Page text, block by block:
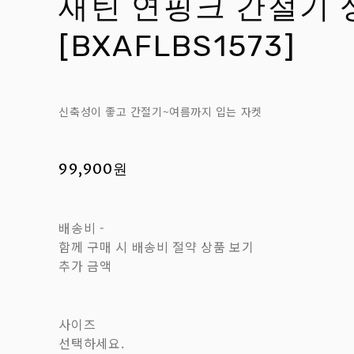
새틴 연핑크 간절기
[BXAFLBS1573]
신축성이 좋고 간절기~여름까지 입는 자켓
99,900원
배송비 -
함께 구매 시 배송비 절약 상품 보기
추가 금액
사이즈
선택하세요.